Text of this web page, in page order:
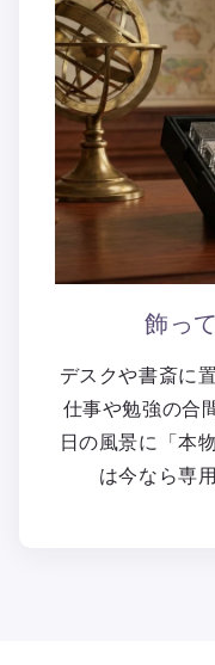
飾っ
デスクや書斎に
仕事や勉強の合
日の風景に「本
は今なら専